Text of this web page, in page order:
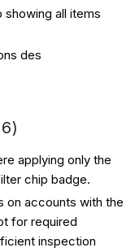
all items
des
applying only the
chip badge.
on accounts with the
for required
inspection